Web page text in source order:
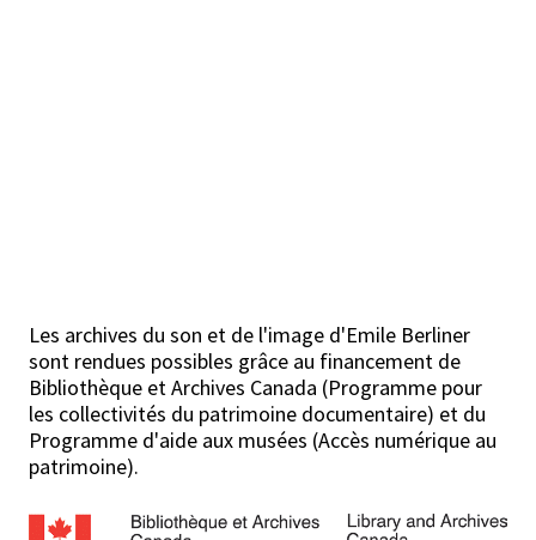
Les archives du son et de l'image d'Emile Berliner
sont rendues possibles grâce au financement de
Bibliothèque et Archives Canada (Programme pour
les collectivités du patrimoine documentaire) et du
Programme d'aide aux musées (Accès numérique au
patrimoine).